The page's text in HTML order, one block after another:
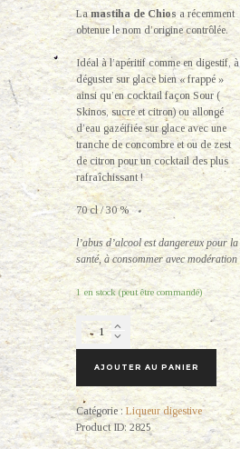
Lamastiha de Chios a récemment
obtenue le nom d’origine contrôlée.
Idéal à l’apéritif comme en digestif, à
déguster sur glace bien « frappé »
ainsi qu’en cocktail façon Sour (
Skinos, sucre et citron) ou allongé
d’eau gazéifiée sur glace avec une
tranche de concombre et ou de zest
de citron pour un cocktail des plus
rafraîchissant !
70 cl / 30 %
l’abus d’alcool est dangereux pour la
santé, à consommer avec modération
1 en stock (peut être commandé)
quantité
de
mastiha
Skinos
AJOUTER AU PANIER
Catégorie : Liqueur digestive
Product ID:2825